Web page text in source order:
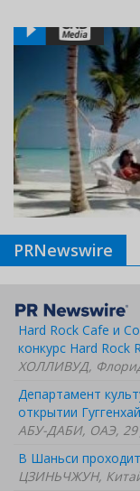
PRNewswire
Hard Rock Cafe и
конкурс Hard Rock
ХОЛЛИВУД,
Департамент
открытии
АБУ-ДАБИ, ОАЭ, 29
В Шаньси
ЦЗИНЬЧЖУН,